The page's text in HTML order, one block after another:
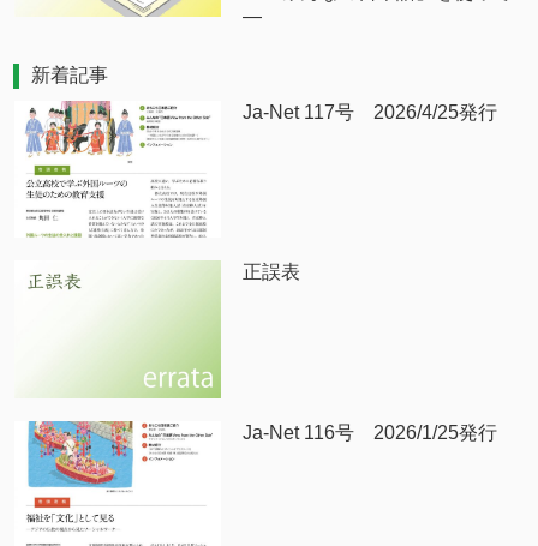
―
新着記事
Ja-Net 117号 2026/4/25発行
正誤表
Ja-Net 116号 2026/1/25発行